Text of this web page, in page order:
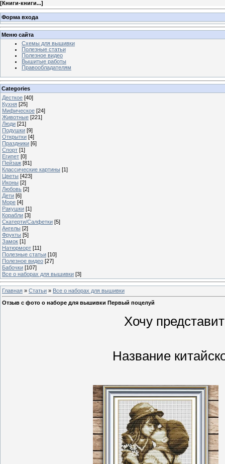
[Книги-книги...]
Форма входа
Меню сайта
Схемы для вышивки
Полезные статьи
Полезное видео
Вышитые работы
Правообладателям
Categories
Десткое [40]
Кухня [25]
Мифическое [24]
Животные [221]
Люди [21]
Подушки [9]
Открытки [4]
Праздники [6]
Спорт [1]
Египет [0]
Пейзаж [81]
Классические картины [1]
Цветы [423]
Иконы [2]
Любовь [2]
Дети [6]
Море [4]
Ракушки [1]
Корабли [3]
Скатерти/Салфетки [5]
Ангелы [2]
Фрукты [5]
Замок [1]
Натюрморт [11]
Полезные статьи [10]
Полезное видео [27]
Бабочки [107]
Все о наборах для вышивки [3]
Главная » Статьи » Все о наборах для вышивки
Отзыв с фото о наборе для вышивки Первый поцелуй
Хочу
Название